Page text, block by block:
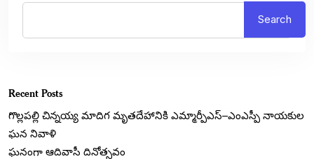
Search
Recent Posts
గొల్లపల్లి చిన్నయ్య మాదిగ మృతదేహానికి ఎమ్మార్పీఎస్‌–ఎంఎస్పీ నాయకుల
ఘన నివాళి
ఘనంగా ఆదివాసీ దినోత్సవం